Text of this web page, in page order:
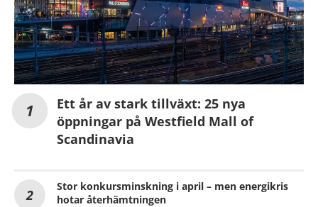
Ett år av stark tillväxt: 25 nya
öppningar på Westfield Mall of
Scandinavia
Stor konkursminskning i april – men energikris
hotar återhämtningen